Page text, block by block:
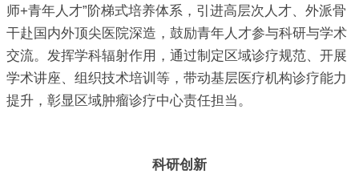
师+青年人才”阶梯式培养体系，引进高层次人才、外派骨
干赴国内外顶尖医院深造，鼓励青年人才参与科研与学术
交流。发挥学科辐射作用，通过制定区域诊疗规范、开展
学术讲座、组织技术培训等，带动基层医疗机构诊疗能力
提升，彰显区域肿瘤诊疗中心责任担当。
科研创新